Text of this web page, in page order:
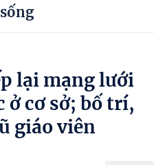
lại mạng lưới
cơ sở; bố trí,
giáo viên